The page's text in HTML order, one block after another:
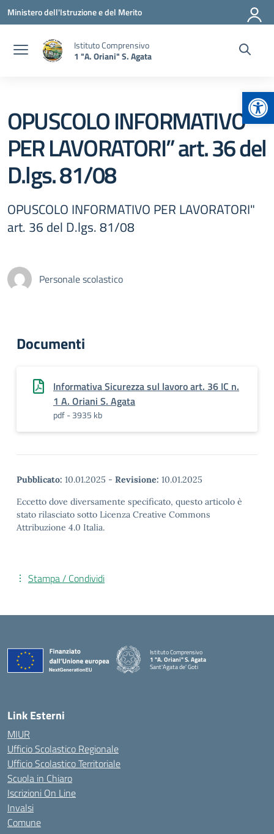
Vai ai contenuti
Vai al menu di navigazione
Vai al footer
Ministero dell'Istruzione e del Merito
Istituto Comprensivo
1 "A. Oriani" S. Agata
OPUSCOLO INFORMATIVO
PER LAVORATORI” art. 36 del
D.lgs. 81/08
OPUSCOLO INFORMATIVO PER LAVORATORI"
art. 36 del D.lgs. 81/08
Personale scolastico
Documenti
Informativa Sicurezza sul lavoro art. 36 IC n.
1 A. Oriani S. Agata
pdf - 3935 kb
Pubblicato: 10.01.2025 - Revisione: 10.01.2025
Eccetto dove diversamente specificato, questo articolo è
stato rilasciato sotto Licenza Creative Commons
Attribuzione 4.0 Italia.
Stampa / Condividi
Istituto Comprensivo
1 "A. Oriani" S. Agata
Sant'Agata de' Goti
— Visita la pagina iniziale della scuola
Link Esterni
MIUR
Ufficio Scolastico Regionale
Ufficio Scolastico Territoriale
Scuola in Chiaro
Iscrizioni On Line
Invalsi
Comune